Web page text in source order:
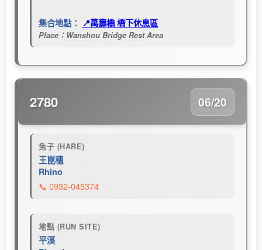
集合地點： 📍萬壽橋 橋下休息區
Place：Wanshou Bridge Rest Area
2780 06/20
兔子 (HARE)
王崑穗
Rhino
📞 0932-045374
地點 (RUN SITE)
平溪